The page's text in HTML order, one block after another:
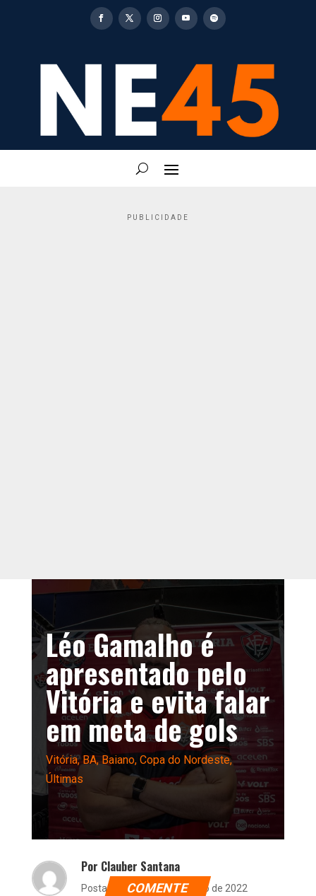
PUBLICIDADE
Léo Gamalho é
apresentado pelo
Vitória e evita falar
em meta de gols
Vitória,BA,Baiano, Copa do Nordeste,
Últimas
Por Clauber Santana
Postado dia 21 de dezembro de 2022
COMENTE